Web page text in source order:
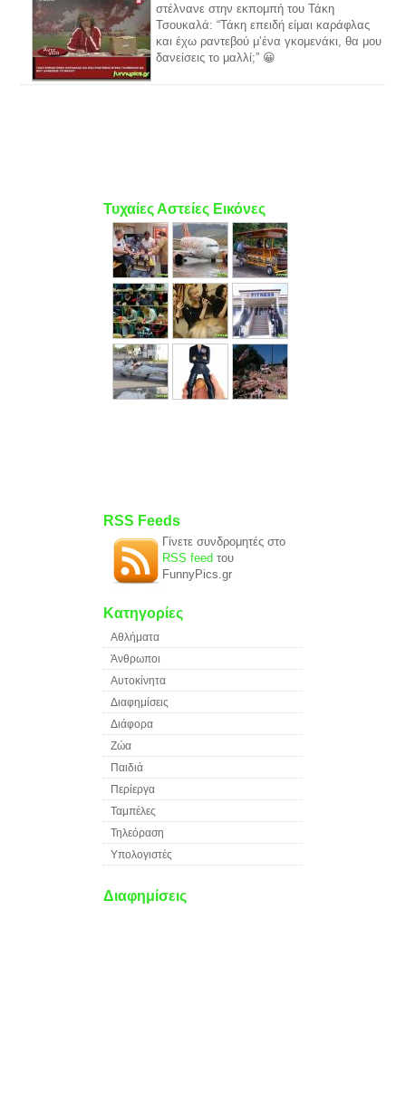
στέλνανε στην εκπομπή του Τάκη
Τσουκαλά: “Τάκη επειδή είμαι καράφλας
και έχω ραντεβού μ’ένα γκομενάκι, θα μου
δανείσεις το μαλλί;” 😀
Τυχαίες Αστείες Εικόνες
RSS Feeds
Γίνετε συνδρομητές στο
RSS feed του
FunnyPics.gr
Κατηγορίες
Αθλήματα
Άνθρωποι
Αυτοκίνητα
Διαφημίσεις
Διάφορα
Ζώα
Παιδιά
Περίεργα
Ταμπέλες
Τηλεόραση
Υπολογιστές
Διαφημίσεις